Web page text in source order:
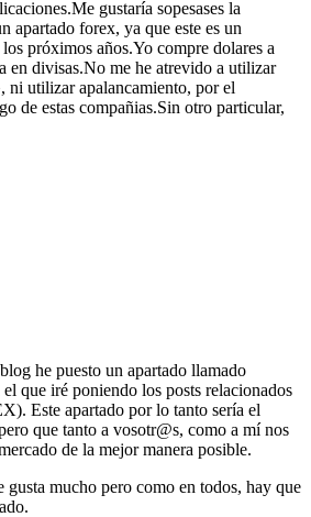
gustaría sopesases la
apartado forex, ya que este es un
próximos años.Yo compre dolares a
en divisas.No me he atrevido a utilizar
ni utilizar apalancamiento, por el
de estas compañias.Sin otro particular,
he puesto un apartado llamado
que iré poniendo los posts relacionados
Este apartado por lo tanto sería el
que tanto a vosotr@s, como a mí nos
de la mejor manera posible.
gusta mucho pero como en todos, hay que